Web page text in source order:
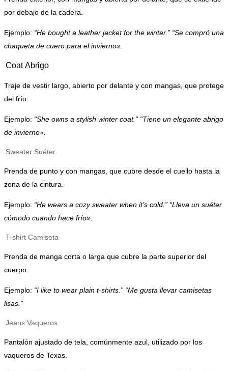
por debajo de la cadera.
Ejemplo: “He bought a leather jacket for the winter.” “Se compró una
chaqueta de cuero para el invierno».
Coat Abrigo
Traje de vestir largo, abierto por delante y con mangas, que protege
del frío.
Ejemplo: “She owns a stylish winter coat.” “Tiene un elegante abrigo
de invierno».
Sweater Suéter
Prenda de punto y con mangas, que cubre desde el cuello hasta la
zona de la cintura.
Ejemplo: “He wears a cozy sweater when it’s cold.” “Lleva un suéter
cómodo cuando hace frío».
T-shirt Camiseta
Prenda de manga corta o larga que cubre la parte superior del
cuerpo.
Ejemplo: “I like to wear plain t-shirts.” “Me gusta llevar camisetas
lisas.”
Jeans Vaqueros
Pantalón ajustado de tela, comúnmente azul, utilizado por los
vaqueros de Texas.